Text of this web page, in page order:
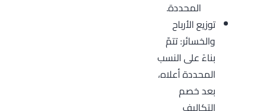
المحددة.
توزيع الأرباح
والخسائر: تتمّ
بناءً على النسب
المحددة أعلاه،
بعد خصم
التكاليف